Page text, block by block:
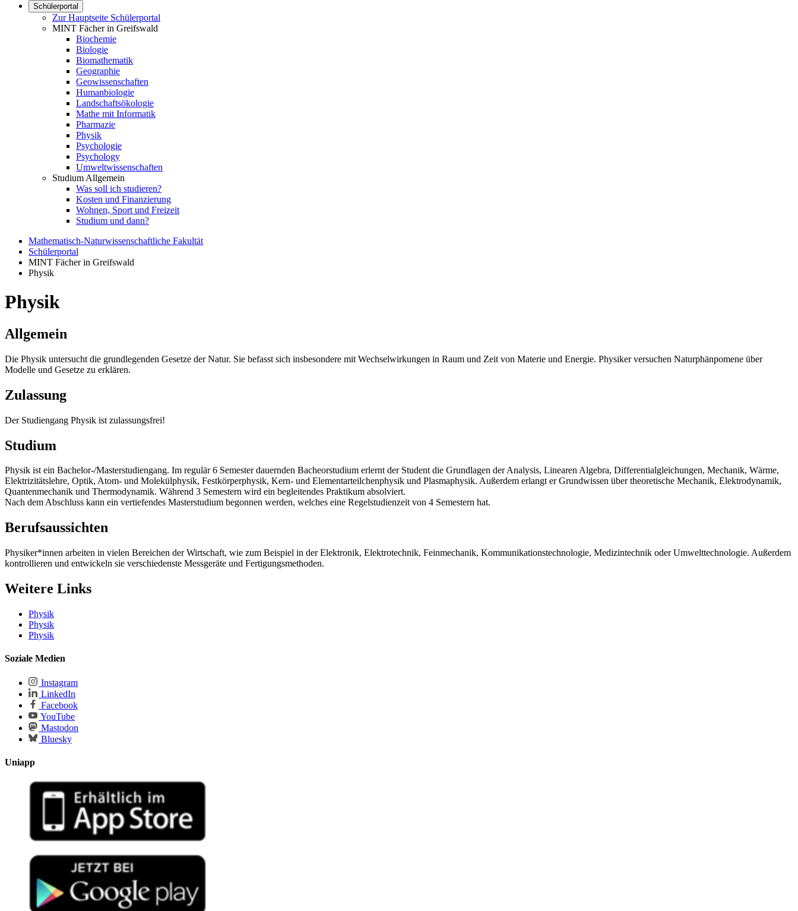
Schülerportal
Zur Hauptseite Schülerportal
MINT Fächer in Greifswald
Biochemie
Biologie
Biomathematik
Geographie
Geowissenschaften
Humanbiologie
Landschaftsökologie
Mathe mit Informatik
Pharmazie
Physik
Psychologie
Psychology
Umweltwissenschaften
Studium Allgemein
Was soll ich studieren?
Kosten und Finanzierung
Wohnen, Sport und Freizeit
Studium und dann?
Mathematisch-Naturwissenschaftliche Fakultät
Schülerportal
MINT Fächer in Greifswald
Physik
Physik
Allgemein
Die Physik untersucht die grundlegenden Gesetze der Natur. Sie befasst sich insbesondere mit Wechselwirkungen in Raum und Zeit von Materie und Energie. Physiker versuchen Naturphänpomene über
Modelle und Gesetze zu erklären.
Zulassung
Der Studiengang Physik ist zulassungsfrei!
Studium
Physik ist ein Bachelor-/Masterstudiengang. Im regulär 6 Semester dauernden Bacheorstudium erlernt der Student die Grundlagen der Analysis, Linearen Algebra, Differentialgleichungen, Mechanik, Wärme,
Elektrizitätslehre, Optik, Atom- und Molekülphysik, Festkörperphysik, Kern- und Elementarteilchenphysik und Plasmaphysik. Außerdem erlangt er Grundwissen über theoretische Mechanik, Elektrodynamik,
Quantenmechanik und Thermodynamik. Während 3 Semestern wird ein begleitendes Praktikum absolviert.
Nach dem Abschluss kann ein vertiefendes Masterstudium begonnen werden, welches eine Regelstudienzeit von 4 Semestern hat.
Berufsaussichten
Physiker*innen arbeiten in vielen Bereichen der Wirtschaft, wie zum Beispiel in der Elektronik, Elektrotechnik, Feinmechanik, Kommunikationstechnologie, Medizintechnik oder Umwelttechnologie. Außerdem
kontrollieren und entwickeln sie verschiedenste Messgeräte und Fertigungsmethoden.
Weitere Links
Physik
Physik
Physik
Soziale Medien
Instagram
LinkedIn
Facebook
YouTube
Mastodon
Bluesky
Uniapp